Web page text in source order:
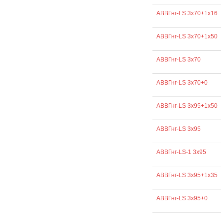
АВВГнг-LS 3х70+1х16
АВВГнг-LS 3х70+1х50
АВВГнг-LS 3х70
АВВГнг-LS 3х70+0
АВВГнг-LS 3х95+1х50
АВВГнг-LS 3х95
АВВГнг-LS-1 3х95
АВВГнг-LS 3х95+1х35
АВВГнг-LS 3х95+0